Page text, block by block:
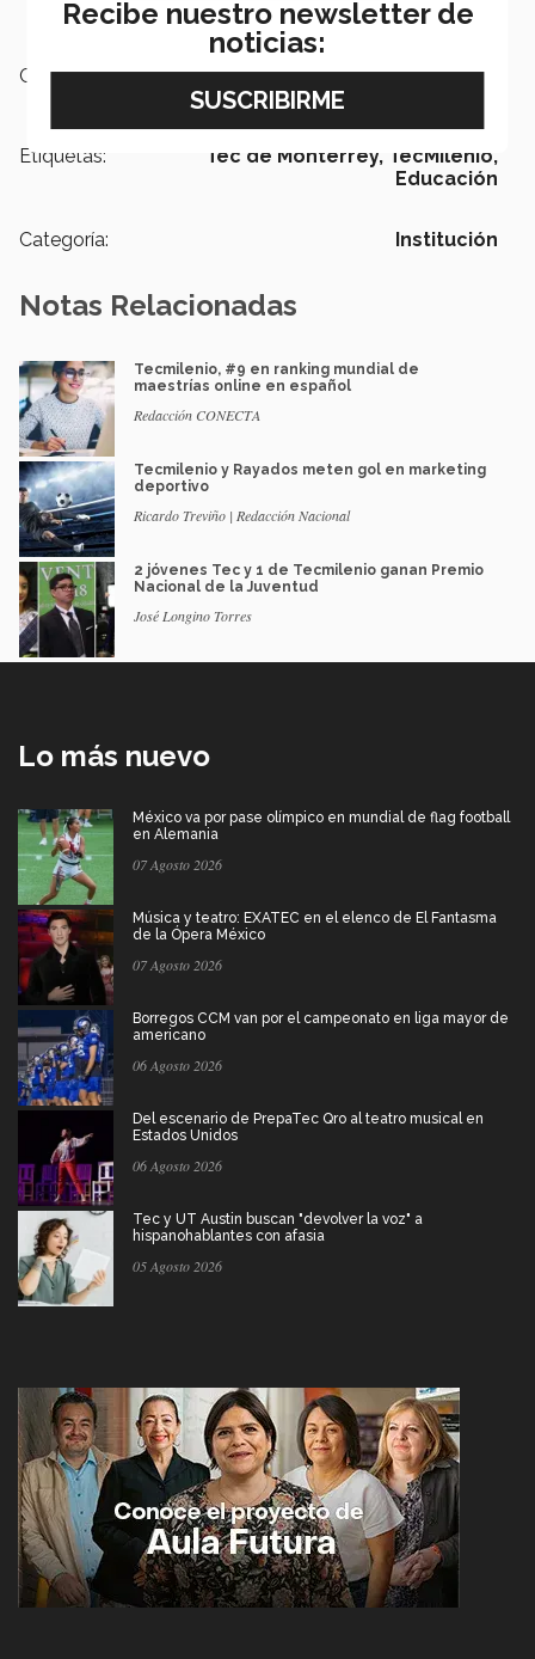
Campus: Nacional
Etiquetas: Tec de Monterrey, TecMilenio,
Educación
Categoría: Institución
Notas Relacionadas
Tecmilenio, #9 en ranking mundial de
maestrías online en español
Redacción CONECTA
Tecmilenio y Rayados meten gol en marketing
deportivo
Ricardo Treviño | Redacción Nacional
2 jóvenes Tec y 1 de Tecmilenio ganan Premio
Nacional de la Juventud
José Longino Torres
Lo más nuevo
México va por pase olímpico en mundial de flag football
en Alemania
07 Agosto 2026
Música y teatro: EXATEC en el elenco de El Fantasma
de la Ópera México
07 Agosto 2026
Borregos CCM van por el campeonato en liga mayor de
americano
06 Agosto 2026
Del escenario de PrepaTec Qro al teatro musical en
Estados Unidos
06 Agosto 2026
Tec y UT Austin buscan "devolver la voz" a
hispanohablantes con afasia
05 Agosto 2026
Recibe nuestro newsletter de
noticias: